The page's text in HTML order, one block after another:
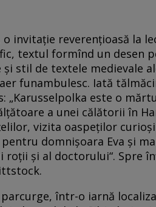
invitaţie reverenţioasă la
textul formînd un desen
stil de textele medievale
funambulesc. Iată
„Karusselpolka este o
a unei călătorii în
vizita oaspeţilor
domnişoara Eva şi
şi al doctorului“. Spre
într-o iarnă